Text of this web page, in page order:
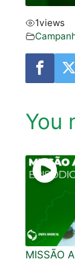
1views
You
MISSÃO